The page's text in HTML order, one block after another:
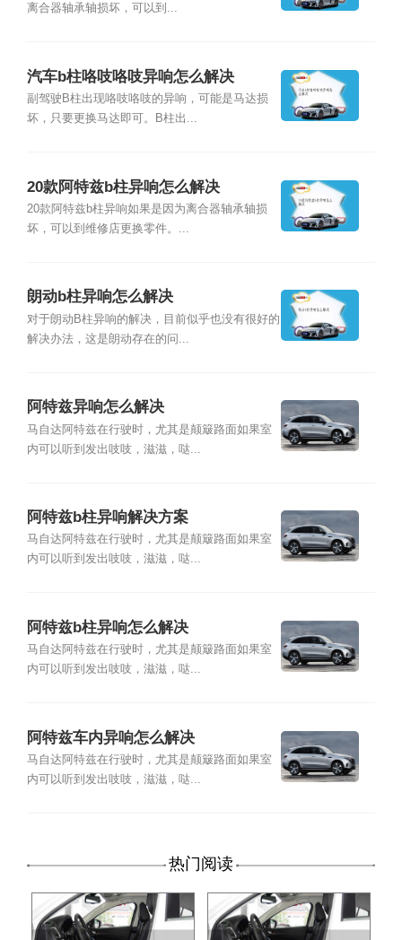
离合器轴承轴损坏，可以到...
汽车b柱咯吱咯吱异响怎么解决
副驾驶B柱出现咯吱咯吱的异响，可能是马达损
坏，只要更换马达即可。B柱出...
20款阿特兹b柱异响怎么解决
20款阿特兹b柱异响如果是因为离合器轴承轴损
坏，可以到维修店更换零件。...
朗动b柱异响怎么解决
对于朗动B柱异响的解决，目前似乎也没有很好的
解决办法，这是朗动存在的问...
阿特兹异响怎么解决
马自达阿特兹在行驶时，尤其是颠簸路面如果室
内可以听到发出吱吱，滋滋，哒...
阿特兹b柱异响解决方案
马自达阿特兹在行驶时，尤其是颠簸路面如果室
内可以听到发出吱吱，滋滋，哒...
阿特兹b柱异响怎么解决
马自达阿特兹在行驶时，尤其是颠簸路面如果室
内可以听到发出吱吱，滋滋，哒...
阿特兹车内异响怎么解决
马自达阿特兹在行驶时，尤其是颠簸路面如果室
内可以听到发出吱吱，滋滋，哒...
热门阅读